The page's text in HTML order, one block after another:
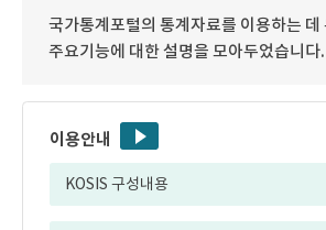
국가통계포털의 통계자료를 이용하는 데
주요기능에 대한 설명을 모아두었습니다.
이용안내
KOSIS 구성내용